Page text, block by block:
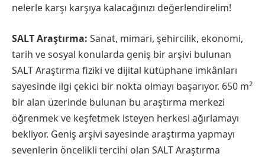
nelerle karşı karşıya kalacağınızı değerlendirelim!
SALT Araştırma: Sanat, mimari, şehircilik, ekonomi,
tarih ve sosyal konularda geniş bir arşivi bulunan
SALT Araştırma fiziki ve dijital kütüphane imkânları
sayesinde ilgi çekici bir nokta olmayı başarıyor. 650 m2
bir alan üzerinde bulunan bu araştırma merkezi
öğrenmek ve keşfetmek isteyen herkesi ağırlamayı
bekliyor. Geniş arşivi sayesinde araştırma yapmayı
sevenlerin öncelikli tercihi olan SALT Araştırma